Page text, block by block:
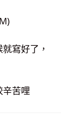
寫好了，
辛苦哩